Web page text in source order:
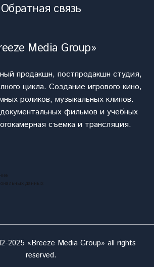
Обратная связь
Media Group»
продакшн, постпродакшн студия,
цикла. Cоздание игрового кино,
роликов, музыкальных клипов.
фильмов и учебных
съемка и трансляция.
данных
2025 «Breeze Media Group» all rights
reserved.